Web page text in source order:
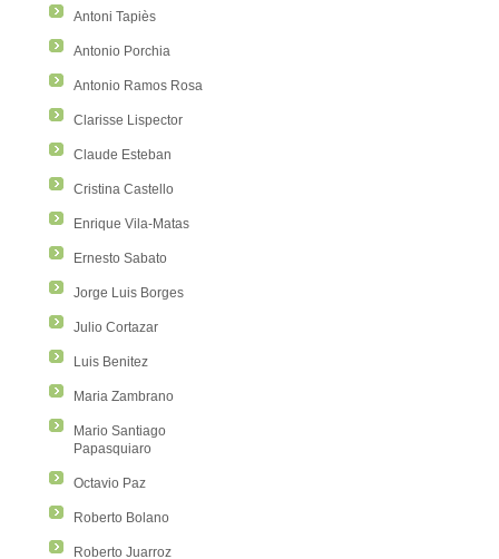
Antoni Tapiès
Antonio Porchia
Antonio Ramos Rosa
Clarisse Lispector
Claude Esteban
Cristina Castello
Enrique Vila-Matas
Ernesto Sabato
Jorge Luis Borges
Julio Cortazar
Luis Benitez
Maria Zambrano
Mario Santiago
Papasquiaro
Octavio Paz
Roberto Bolano
Roberto Juarroz